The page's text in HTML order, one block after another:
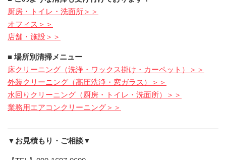
厨房・トイレ・洗面所＞＞
オフィス＞＞
店舗・施設＞＞
■ 場所別清掃メニュー
床クリーニング（洗浄・ワックス掛け・カーペット）＞＞
外装クリーニング（高圧洗浄・窓ガラス）＞＞
水回りクリーニング（厨房・トイレ・洗面所）＞＞
業務用エアコンクリーニング＞＞
▼お見積もり・ご相談▼